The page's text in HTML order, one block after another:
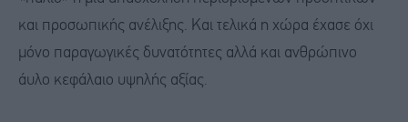
και προσωπικής ανέλιξης. Και τελικά η χώρα έχασε όχι
μόνο παραγωγικές δυνατότητες αλλά και ανθρώπινο
άυλο κεφάλαιο υψηλής αξίας.